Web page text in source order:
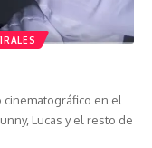
en el
Lucas y el resto de